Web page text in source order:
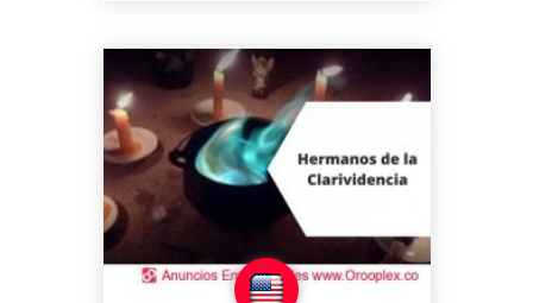
otras sienten dolor de
cabeza cada vez que llegan
a sus hogares o trabajo e
inclusive personas lo
sienten de un día para otro,
una atmósfera pes...